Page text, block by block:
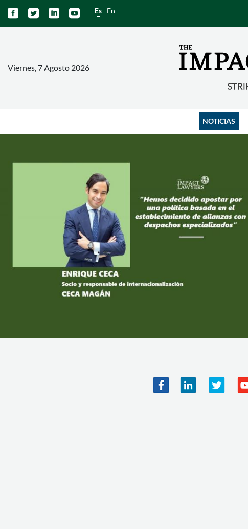
    Es En
Viernes, 7 Agosto 2026
NOTICIAS